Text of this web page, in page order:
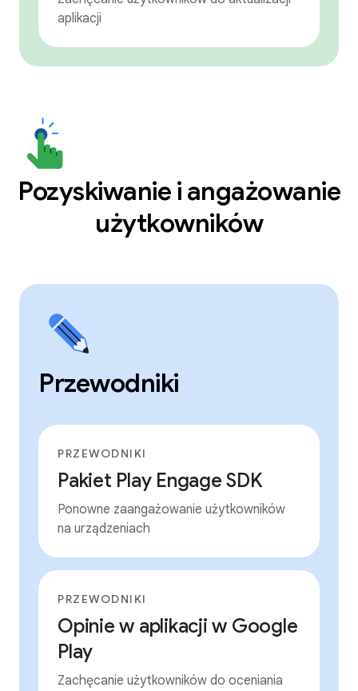
aplikacji
Pozyskiwanie i angażowanie
użytkowników
Przewodniki
PRZEWODNIKI
Pakiet Play Engage SDK
Ponowne zaangażowanie użytkowników
na urządzeniach
PRZEWODNIKI
Opinie w aplikacji w Google
Play
Zachęcanie użytkowników do oceniania